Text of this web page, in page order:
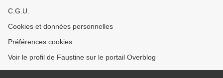
C.G.U.
Cookies et données personnelles
Préférences cookies
Voir le profil de Faustine sur le portail Overblog